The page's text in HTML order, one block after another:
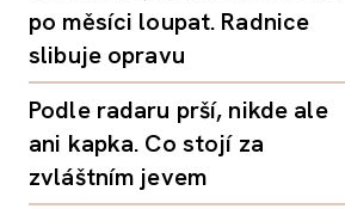
po měsíci loupat. Radnice
slibuje opravu
Podle radaru prší, nikde ale
ani kapka. Co stojí za
zvláštním jevem